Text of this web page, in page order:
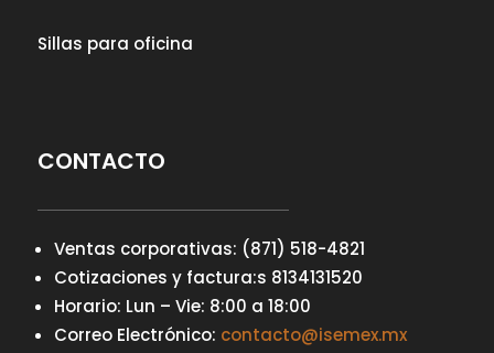
Sillas para oficina
CONTACTO
Ventas corporativas: (871) 518-4821
Cotizaciones y factura:s 8134131520
Horario: Lun – Vie: 8:00 a 18:00
Correo Electrónico: contacto@isemex.mx